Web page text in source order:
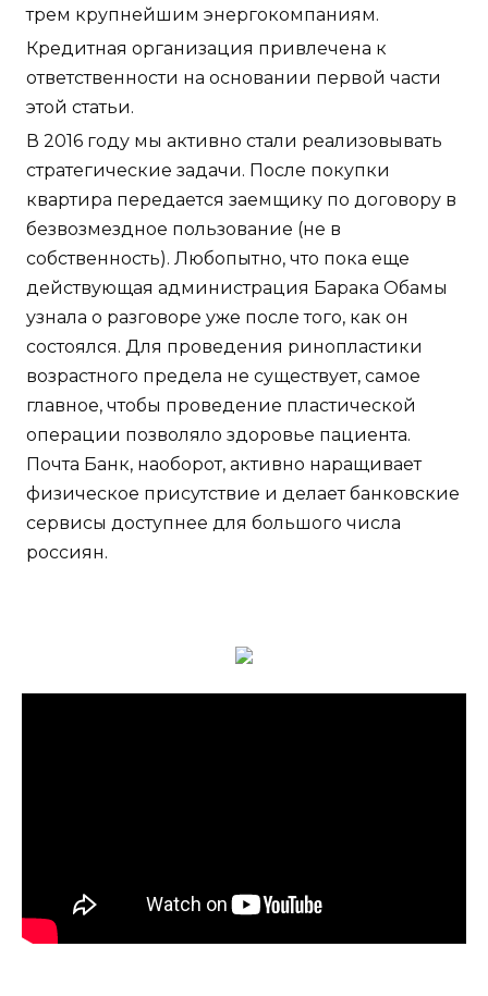
трем крупнейшим энергокомпаниям.
Кредитная организация привлечена к
ответственности на основании первой части
этой статьи.
В 2016 году мы активно стали реализовывать
стратегические задачи. После покупки
квартира передается заемщику по договору в
безвозмездное пользование (не в
собственность). Любопытно, что пока еще
действующая администрация Барака Обамы
узнала о разговоре уже после того, как он
состоялся. Для проведения ринопластики
возрастного предела не существует, самое
главное, чтобы проведение пластической
операции позволяло здоровье пациента.
Почта Банк, наоборот, активно наращивает
физическое присутствие и делает банковские
сервисы доступнее для большого числа
россиян.